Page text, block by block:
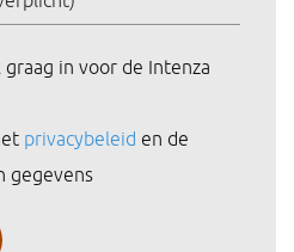
in voor de Intenza
privacybeleid en de
gegevens